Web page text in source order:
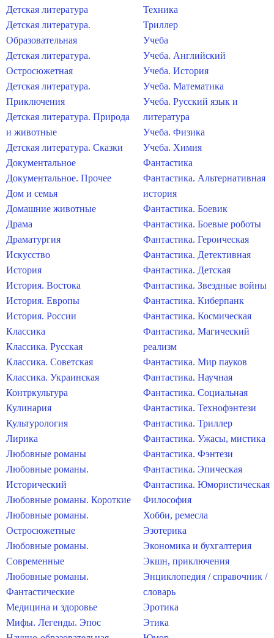
Детская литература
Детская литература.
Образовательная
Детская литература.
Остросюжетная
Детская литература.
Приключения
Детская литература. Природа
и животные
Детская литература. Сказки
Документальное
Документальное. Прочее
Дом и семья
Домашние животные
Драма
Драматургия
Искусство
История
История. Востока
История. Европы
История. России
Классика
Классика. Русская
Классика. Советская
Классика. Украинская
Контркультура
Кулинария
Культурология
Лирика
Любовные романы
Любовные романы.
Исторический
Любовные романы. Короткие
Любовные романы.
Остросюжетные
Любовные романы.
Современные
Любовные романы.
Фантастические
Медицина и здоровье
Мифы. Легенды. Эпос
Техника
Триллер
Учеба
Учеба. Английский
Учеба. История
Учеба. Математика
Учеба. Русский язык и
литература
Учеба. Физика
Учеба. Химия
Фантастика
Фантастика. Альтернативная
история
Фантастика. Боевик
Фантастика. Боевые роботы
Фантастика. Героическая
Фантастика. Детективная
Фантастика. Детская
Фантастика. Звездные войны
Фантастика. Киберпанк
Фантастика. Космическая
Фантастика. Магический
реализм
Фантастика. Мир пауков
Фантастика. Научная
Фантастика. Социальная
Фантастика. Технофэнтези
Фантастика. Триллер
Фантастика. Ужасы, мистика
Фантастика. Фэнтези
Фантастика. Эпическая
Фантастика. Юмористическая
Философия
Хобби, ремесла
Эзотерика
Экономика и бухгалтерия
Экшн, приключения
Энциклопедия / справочник /
словарь
Эротика
Этика